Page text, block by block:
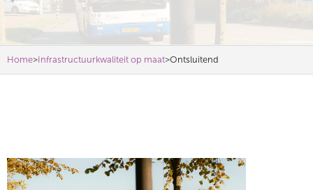
Home>Infrastructuurkwaliteit op maat>Ontsluitend